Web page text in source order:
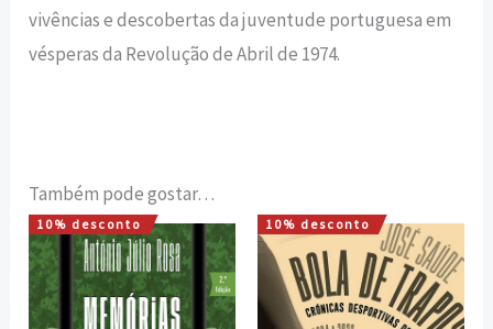
vivências e descobertas da juventude portuguesa em
vésperas da Revolução de Abril de 1974.
Também pode gostar…
10% desconto
O
preço
original
era:
12,00 €.
O
preço
atual
é:
10,80 €.
10% desconto
O
preço
original
era:
20,00 €.
O
preço
atual
é:
18,00 €.